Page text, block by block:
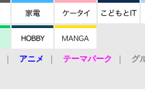
アニメ テーマパーク グ